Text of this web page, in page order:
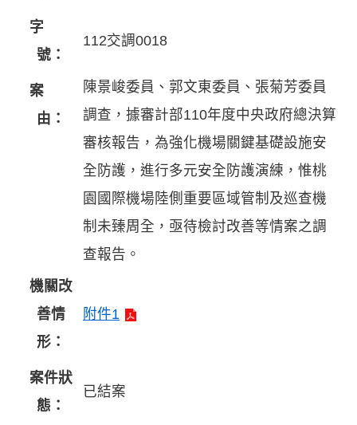
字
號：
112交調0018
案
由：
陳景峻委員、郭文東委員、張菊芳委員
調查，據審計部110年度中央政府總決算
審核報告，為強化機場關鍵基礎設施安
全防護，進行多元安全防護演練，惟桃
園國際機場陸側重要區域管制及巡查機
制未臻周全，亟待檢討改善等情案之調
查報告。
機關改
善情
形：
附件1
案件狀
態：
已結案